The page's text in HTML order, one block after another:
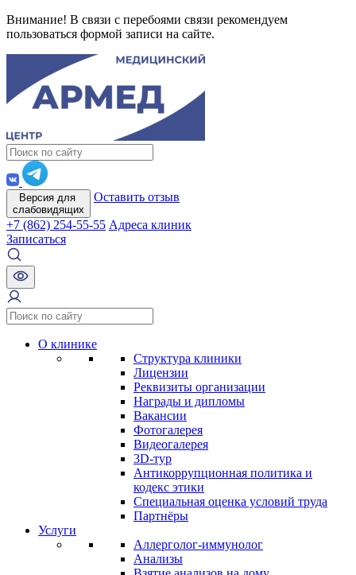
Внимание! В связи с перебоями связи рекомендуем
пользоваться формой записи на сайте.
Версия для
слабовидящих
Оставить отзыв
+7 (862) 254-55-55 Адреса клиник
Записаться
О клинике
Структура клиники
Лицензии
Реквизиты организации
Награды и дипломы
Вакансии
Фотогалерея
Видеогалерея
3D-тур
Антикоррупционная политика и
кодекс этики
Специальная оценка условий труда
Партнёры
Услуги
Аллерголог-иммунолог
Анализы